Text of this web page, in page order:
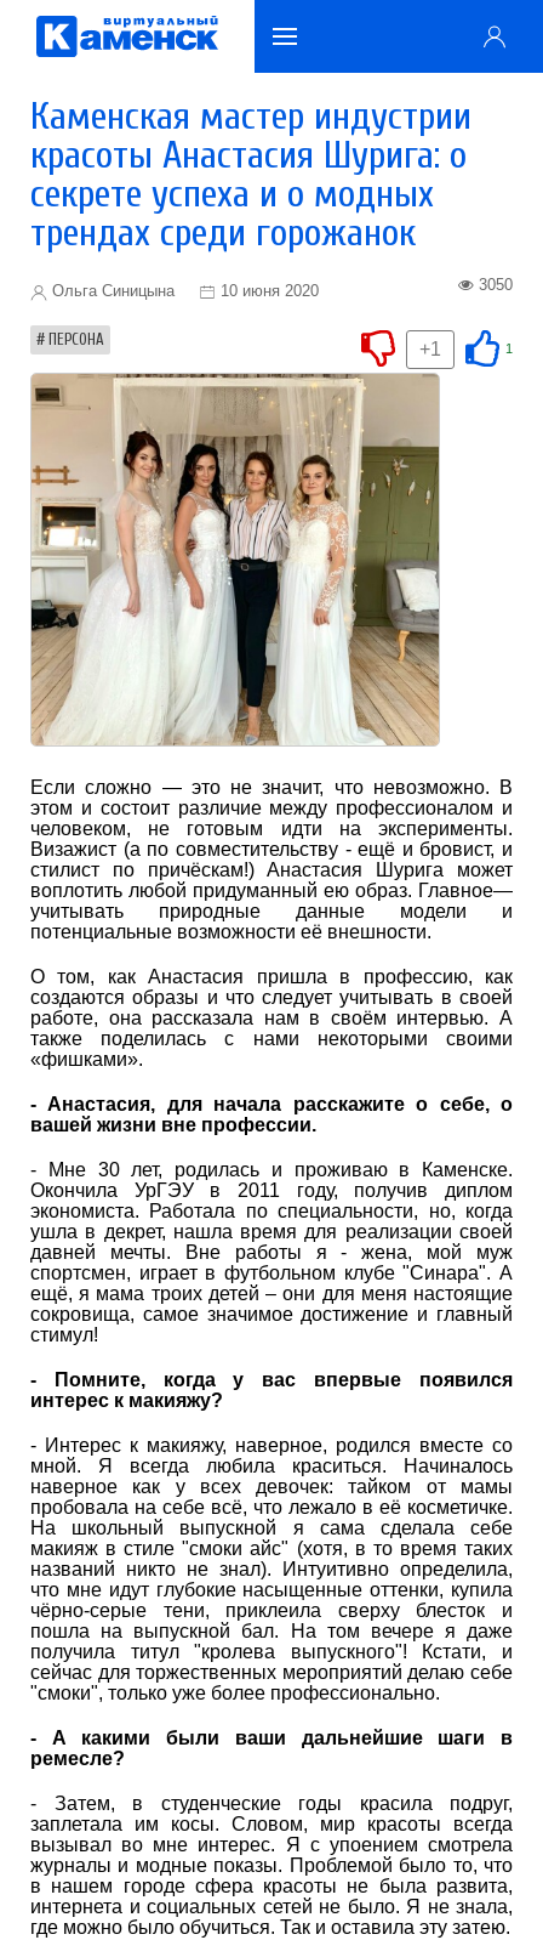
Каменская мастер индустрии
красоты Анастасия Шурига: о
секрете успеха и о модных
трендах среди горожанок
Ольга Синицына 10 июня 2020 3050
ПЕРСОНА 1
+1
Если сложно — это не значит, что невозможно. В
этом и состоит различие между профессионалом и
человеком, не готовым идти на эксперименты.
Визажист (а по совместительству - ещё и бровист, и
стилист по причёскам!) Анастасия Шурига может
воплотить любой придуманный ею образ. Главное—
учитывать природные данные модели и
потенциальные возможности её внешности.
О том, как Анастасия пришла в профессию, как
создаются образы и что следует учитывать в своей
работе, она рассказала нам в своём интервью. А
также поделилась с нами некоторыми своими
«фишками».
- Анастасия, для начала расскажите о себе, о
вашей жизни вне профессии.
- Мне 30 лет, родилась и проживаю в Каменске.
Окончила УрГЭУ в 2011 году, получив диплом
экономиста. Работала по специальности, но, когда
ушла в декрет, нашла время для реализации своей
давней мечты. Вне работы я - жена, мой муж
спортсмен, играет в футбольном клубе "Синара". А
ещё, я мама троих детей – они для меня настоящие
сокровища, самое значимое достижение и главный
стимул!
- Помните, когда у вас впервые появился
интерес к макияжу?
- Интерес к макияжу, наверное, родился вместе со
мной. Я всегда любила краситься. Начиналось
наверное как у всех девочек: тайком от мамы
пробовала на себе всё, что лежало в её косметичке.
На школьный выпускной я сама сделала себе
макияж в стиле "смоки айс" (хотя, в то время таких
названий никто не знал). Интуитивно определила,
что мне идут глубокие насыщенные оттенки, купила
чёрно-серые тени, приклеила сверху блесток и
пошла на выпускной бал. На том вечере я даже
получила титул "кролева выпускного"! Кстати, и
сейчас для торжественных мероприятий делаю себе
"смоки", только уже более профессионально.
- А какими были ваши дальнейшие шаги в
ремесле?
- Затем, в студенческие годы красила подруг,
заплетала им косы. Словом, мир красоты всегда
вызывал во мне интерес. Я с упоением смотрела
журналы и модные показы. Проблемой было то, что
в нашем городе сфера красоты не была развита,
интернета и социальных сетей не было. Я не знала,
где можно было обучиться. Так и оставила эту затею.